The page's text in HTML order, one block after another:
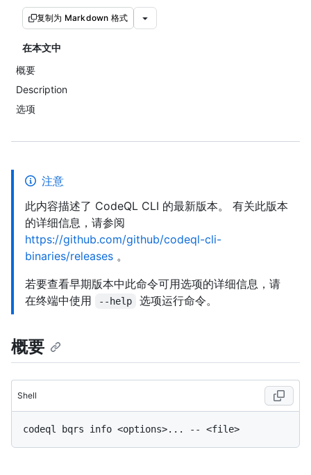
复制为 Markdown 格式
在本文中
概要
Description
选项
注意
此内容描述了 CodeQL CLI 的最新版本。 有关此版本
的详细信息，请参阅
https://github.com/github/codeql-cli-
binaries/releases 。
若要查看早期版本中此命令可用选项的详细信息，请
在终端中使用
--help 选项运行命令。
概要
Shell